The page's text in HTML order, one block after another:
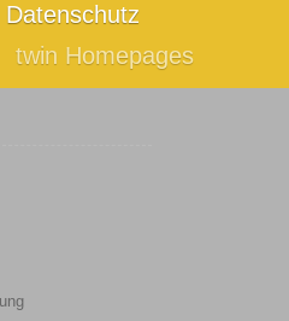
Datenschutz
twin Homepages